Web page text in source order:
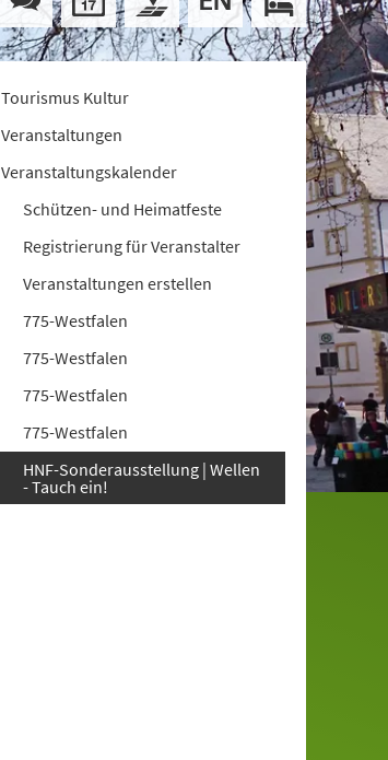
Tourismus Kultur
Veranstaltungen
Veranstaltungskalender
Schützen- und Heimatfeste
Registrierung für Veranstalter
Veranstaltungen erstellen
775-Westfalen
775-Westfalen
775-Westfalen
775-Westfalen
HNF-Sonderausstellung | Wellen
- Tauch ein!